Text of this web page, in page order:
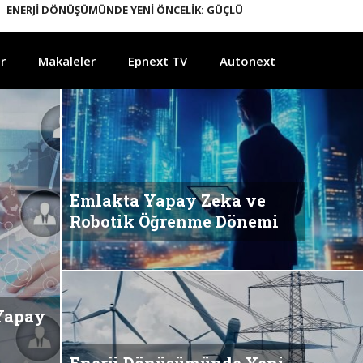
YENI ÖNCELIK: GÜÇLÜ ELEKTRIK ŞEBEKELERI
Makaleler Epnext TV Autonext
Emlakta Yapay Zeka ve
Robotik Öğrenme Dönemi